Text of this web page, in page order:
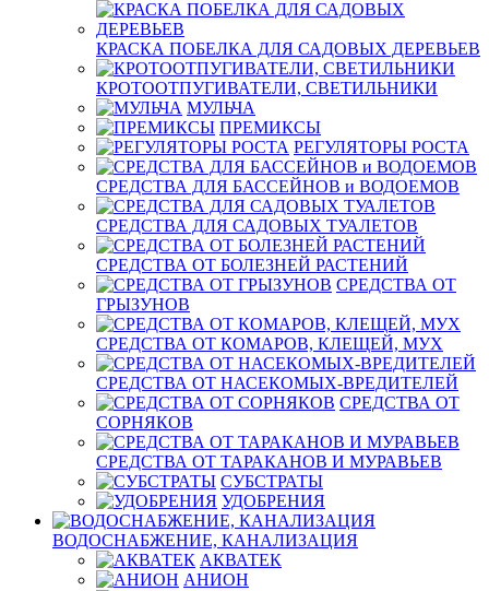
КРАСКА ПОБЕЛКА ДЛЯ САДОВЫХ ДЕРЕВЬЕВ
КРОТООТПУГИВАТЕЛИ, СВЕТИЛЬНИКИ
МУЛЬЧА
ПРЕМИКСЫ
РЕГУЛЯТОРЫ РОСТА
СРЕДСТВА ДЛЯ БАССЕЙНОВ и ВОДОЕМОВ
СРЕДСТВА ДЛЯ САДОВЫХ ТУАЛЕТОВ
СРЕДСТВА ОТ БОЛЕЗНЕЙ РАСТЕНИЙ
СРЕДСТВА ОТ
ГРЫЗУНОВ
СРЕДСТВА ОТ КОМАРОВ, КЛЕЩЕЙ, МУХ
СРЕДСТВА ОТ НАСЕКОМЫХ-ВРЕДИТЕЛЕЙ
СРЕДСТВА ОТ
СОРНЯКОВ
СРЕДСТВА ОТ ТАРАКАНОВ И МУРАВЬЕВ
СУБСТРАТЫ
УДОБРЕНИЯ
ВОДОСНАБЖЕНИЕ, КАНАЛИЗАЦИЯ
АКВАТЕК
АНИОН